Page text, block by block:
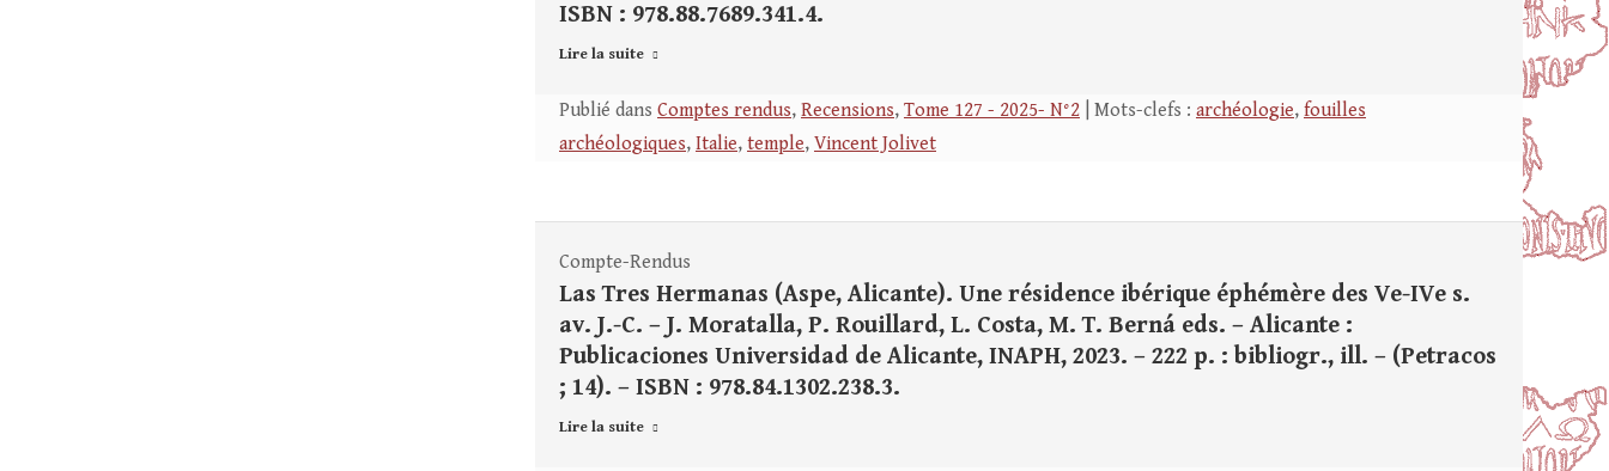
ISBN : 978.88.7689.341.4.
Lire la suite
Publié dans Comptes rendus, Recensions, Tome 127 - 2025- N°2 | Mots-clefs : archéologie, fouilles
archéologiques, Italie, temple, Vincent Jolivet
Compte-Rendus
Las Tres Hermanas (Aspe, Alicante). Une résidence ibérique éphémère des Ve-IVe s.
av. J.-C. – J. Moratalla, P. Rouillard, L. Costa, M. T. Berná eds. – Alicante :
Publicaciones Universidad de Alicante, INAPH, 2023. – 222 p. : bibliogr., ill. – (Petracos
; 14). – ISBN : 978.84.1302.238.3.
Lire la suite